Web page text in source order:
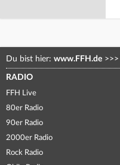
Du bist hier: www.FFH.de >>>
RADIO
FFH Live
80er Radio
90er Radio
2000er Radio
Rock Radio